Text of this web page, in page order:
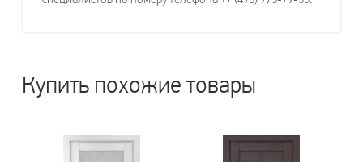
Купить похожие товары